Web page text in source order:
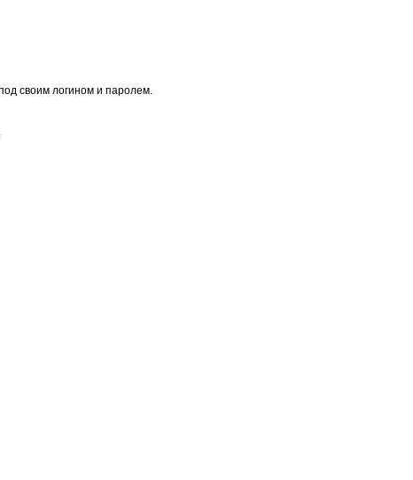
своим логином и паролем.